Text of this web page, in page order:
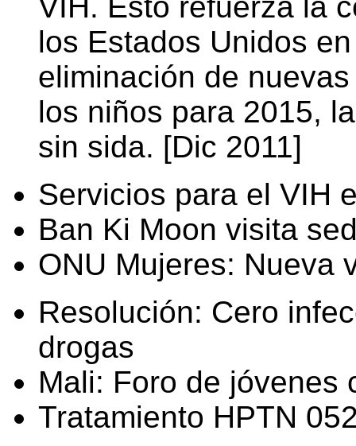
los Estados Unidos
eliminación de
los niños para 2015,
sin sida. [Dic 2011]
Servicios para el VIH
Ban Ki Moon visita
ONU Mujeres: Nueva
Resolución: Cero
drogas
Mali: Foro de jóvenes
Tratamiento HPTN